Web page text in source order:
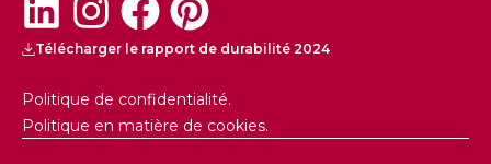
Télécharger le rapport de durabilité 2024
Politique de confidentialité.
Politique en matière de cookies.